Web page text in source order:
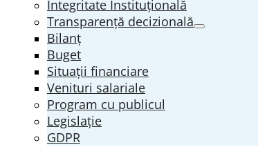
Integritate Instituțională
Transparenţă decizională
Bilanț
Buget
Situații financiare
Venituri salariale
Program cu publicul
Legislație
GDPR